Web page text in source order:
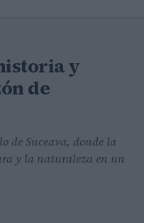
y
de
de Suceava, donde la
y la naturaleza en un